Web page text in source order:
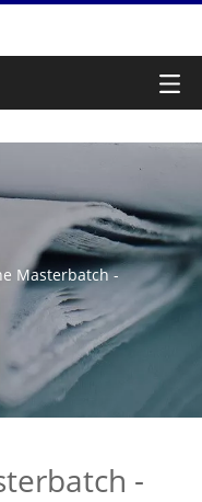
Masterbatch -
-